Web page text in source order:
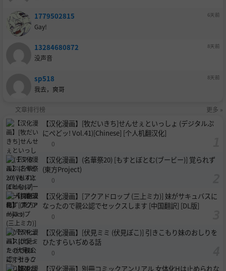
1779502815 6天前
Gay!
13284680872 8天前
没声音
sp518 8天前
我去，爽哥
文章排行榜 更多 »
【汉化漫画】[牧だいきち]せんせぇといっしょ (デジタルぷ
にぺどッ! Vol.41)[Chinese] [个人机翻汉化]
0
【汉化漫画】(名華祭20) [もすとぼとむ(ブービー)] 覚られず
(東方Project)
0
【汉化漫画】[アクアドロップ (三上ミカ)] 妹がサキュバスに
なったので親公認でセックスします [中国翻訳] [DL版]
0
【汉化漫画】[伏見ミミ (伏見ぽこ)] 引きこもり妹のおしりを
ひたすらいぢめる話
0
【汉化漫画】別冊コミックアンリアル 女体化Hは止められな